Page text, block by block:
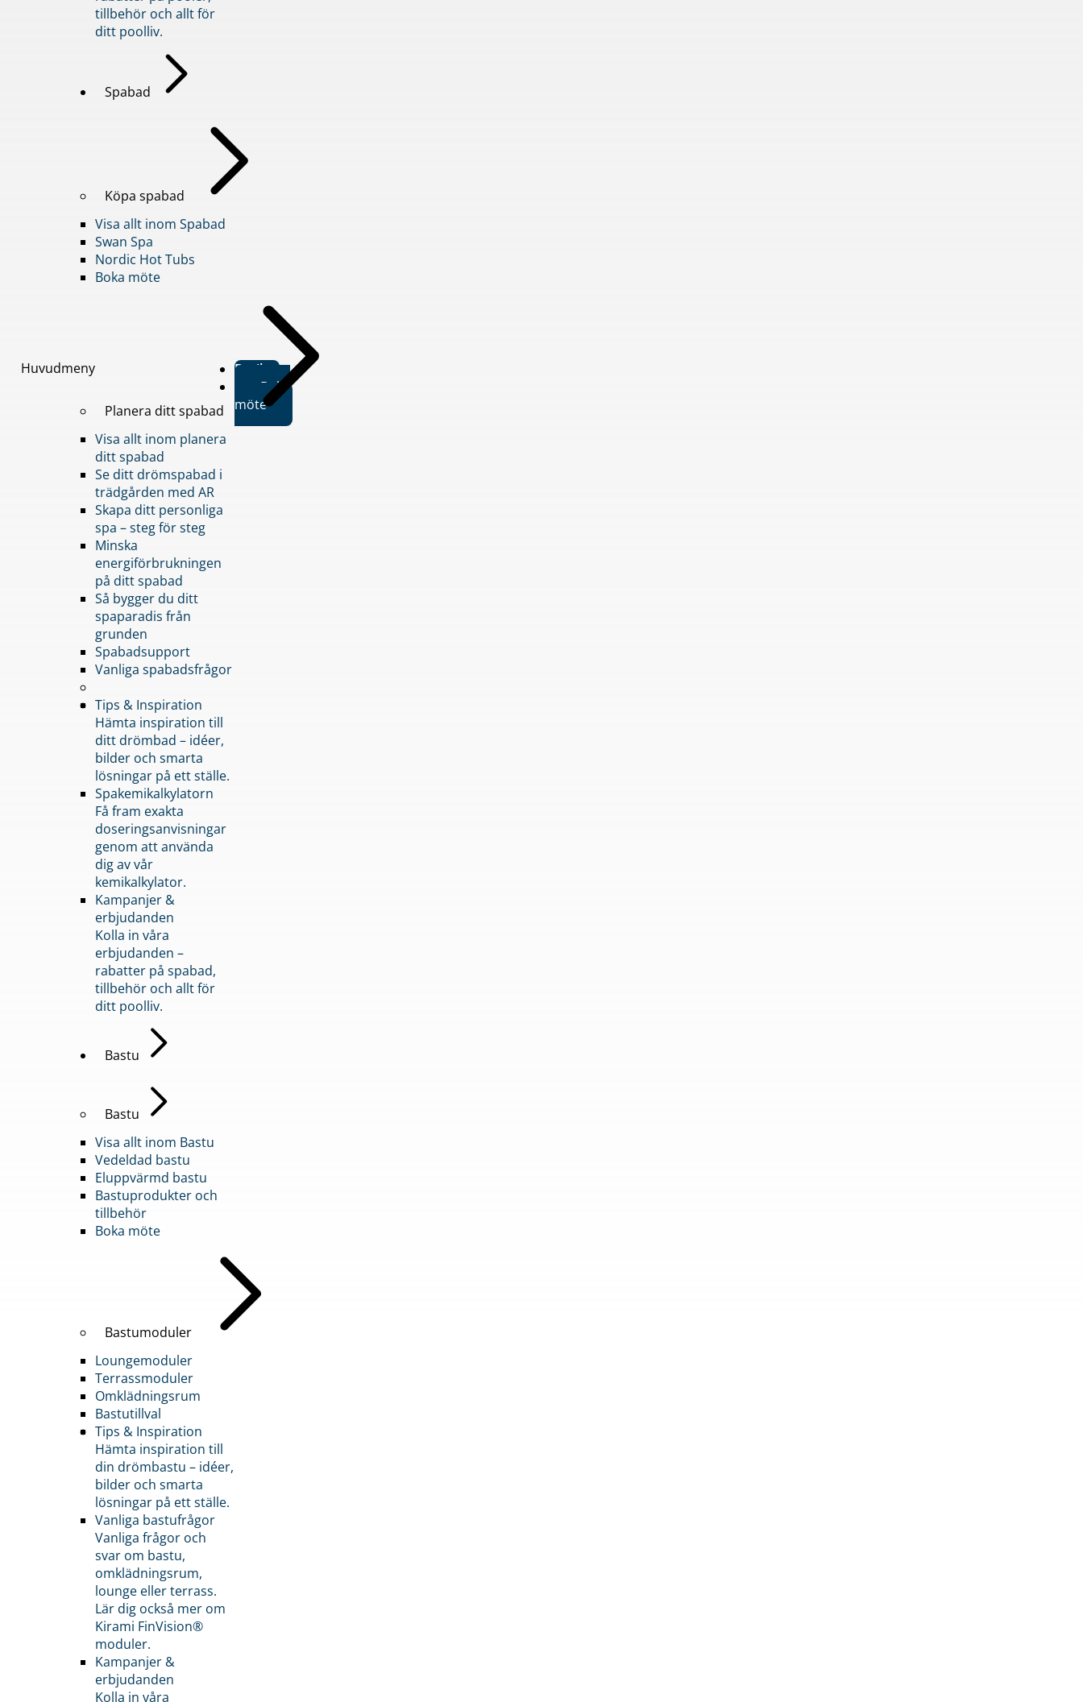
Huvudmeny
tillbehör och allt för
ditt poolliv.
Spabad
Köpa spabad
Visa allt inom Spabad
Swan Spa
Nordic Hot Tubs
Boka möte
Planera ditt spabad
Visa allt inom planera
ditt spabad
Se ditt drömspabad i
trädgården med AR
Skapa ditt personliga
spa – steg för steg
Minska
energiförbrukningen
på ditt spabad
Så bygger du ditt
spaparadis från
grunden
Spabadsupport
Vanliga spabadsfrågor
Tips & Inspiration
Hämta inspiration till
ditt drömbad – idéer,
bilder och smarta
lösningar på ett ställe.
Spakemikalkylatorn
Få fram exakta
doseringsanvisningar
genom att använda
dig av vår
kemikalkylator.
Kampanjer &
erbjudanden
Kolla in våra
erbjudanden –
rabatter på spabad,
tillbehör och allt för
ditt poolliv.
Bastu
Bastu
Visa allt inom Bastu
Vedeldad bastu
Eluppvärmd bastu
Bastuprodukter och
tillbehör
Boka möte
Bastumoduler
Loungemoduler
Terrassmoduler
Omklädningsrum
Bastutillval
Tips & Inspiration
Hämta inspiration till
din drömbastu – idéer,
bilder och smarta
lösningar på ett ställe.
Vanliga bastufrågor
Vanliga frågor och
svar om bastu,
omklädningsrum,
lounge eller terrass.
Lär dig också mer om
Kirami FinVision®
moduler.
Kampanjer &
erbjudanden
Kolla in våra
Butiker
Boka
möte